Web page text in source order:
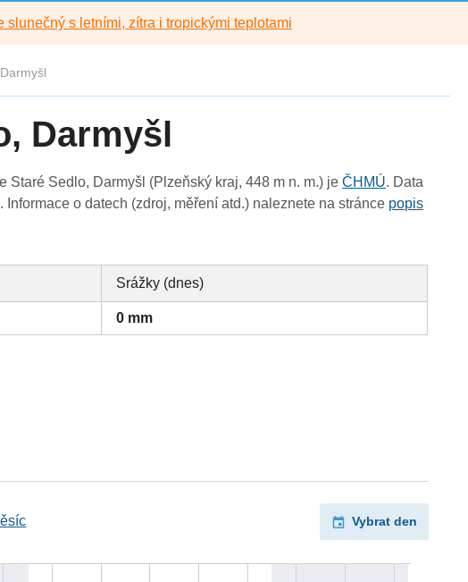
slunečný s letními, zítra i tropickými teplotami
Darmyšl
Staré Sedlo, Darmyšl (Plzeňský kraj, 448 m n. m.) jeČHMÚ. Data
o datech (zdroj, měření atd.) naleznete na stránce popis
Srážky (dnes)
0 mm
Vybrat den